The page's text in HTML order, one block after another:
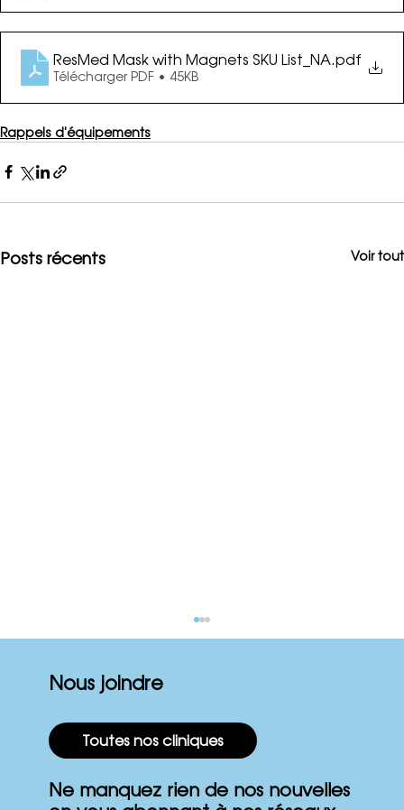
ResMed Mask with Magnets SKU List_NA.pdf
Télécharger PDF • 45KB
Rappels d'équipements
Posts récents Voir tout
Nous joindre
Toutes nos cliniques
Ne manquez rien de nos nouvelles